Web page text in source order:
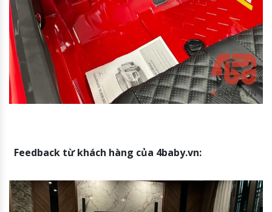
Feedback từ khách hàng của 4baby.vn: